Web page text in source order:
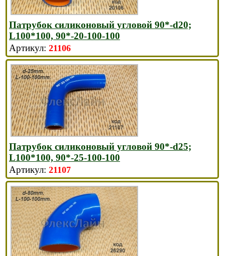
Патрубок силиконовый угловой 90*-d20;
L100*100, 90*-20-100-100
21106
Патрубок силиконовый угловой 90*-d25;
L100*100, 90*-25-100-100
21107